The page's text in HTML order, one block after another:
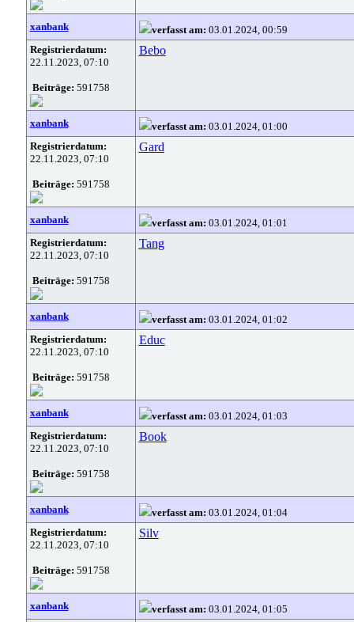
xanbank verfasst am: 03.01.2024, 00:59
Registrierdatum:
22.11.2023, 07:10
Beiträge: 591758
Bebo
xanbank verfasst am: 03.01.2024, 01:00
Registrierdatum:
22.11.2023, 07:10
Beiträge: 591758
Gard
xanbank verfasst am: 03.01.2024, 01:01
Registrierdatum:
22.11.2023, 07:10
Beiträge: 591758
Tang
xanbank verfasst am: 03.01.2024, 01:02
Registrierdatum:
22.11.2023, 07:10
Beiträge: 591758
Educ
xanbank verfasst am: 03.01.2024, 01:03
Registrierdatum:
22.11.2023, 07:10
Beiträge: 591758
Book
xanbank verfasst am: 03.01.2024, 01:04
Registrierdatum:
22.11.2023, 07:10
Beiträge: 591758
Silv
xanbank verfasst am: 03.01.2024, 01:05